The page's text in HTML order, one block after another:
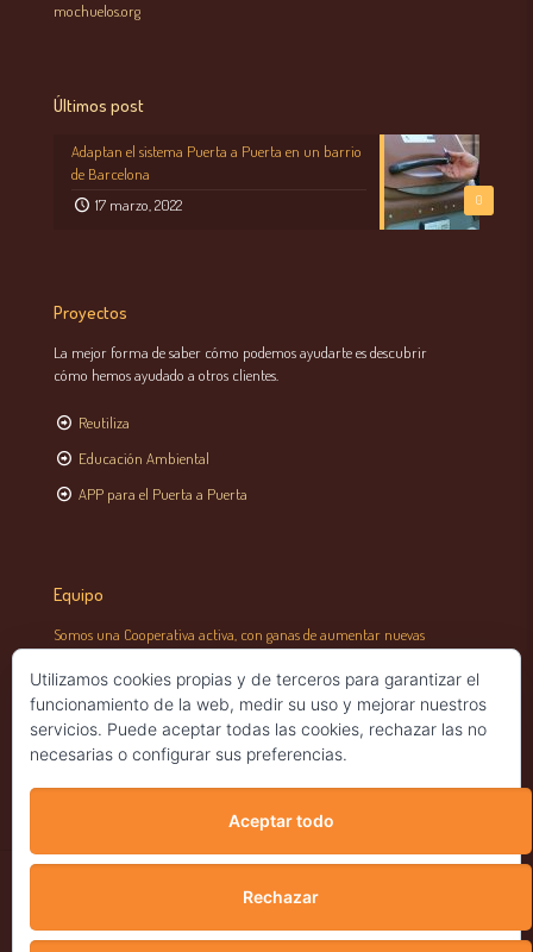
mochuelos.org
Últimos post
0
Adaptan el sistema Puerta a Puerta en un barrio
de Barcelona
17 marzo, 2022
Proyectos
La mejor forma de saber cómo podemos ayudarte es descubrir
cómo hemos ayudado a otros clientes.
Reutiliza
Educación Ambiental
APP para el Puerta a Puerta
Equipo
Somos una Cooperativa activa, con ganas de aumentar nuevas
Un equipo profesional multidisciplinar que nos basamos en un modelo
de organización democrático bajo los principios de la economía social,
solidaria y medio ambiental.
Utilizamos cookies propias y de terceros para garantizar el
funcionamiento de la web, medir su uso y mejorar nuestros
servicios. Puede aceptar todas las cookies, rechazar las no
necesarias o configurar sus preferencias.
Aceptar todo
Rechazar